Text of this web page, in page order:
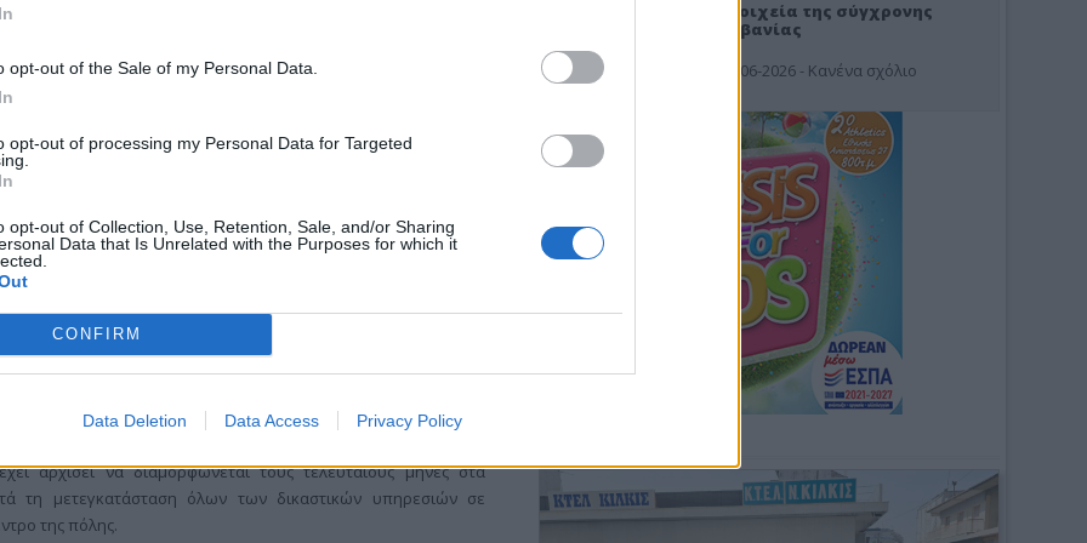
opt-out of the Sale of my Personal Data.
opt-out of processing my Personal Data for Targeted
opt-out of Collection, Use, Retention, Sale, and/or Sharing
Data that Is Unrelated with the Purposes for which it
CONFIRM
Data Deletion Data Access Privacy Policy
την Πέμπτη 16-07-2026
με τον Ημερήσιο
Γραμματεία Πολιτικής Προστασίας του Υπουργείου
Προστασίας (
Αξιοπρεπής λύση, αλλά με
Μέγαρο
αρχίσει να διαμορφώνεται τους τελευταίους μήνες στα
τη μετεγκατάσταση όλων των δικαστικών υπηρεσιών σε
της πόλης.
Στοιχεία της σύγχρονης
Αλβανίας
19-06-2026 - Κανένα σχόλιο